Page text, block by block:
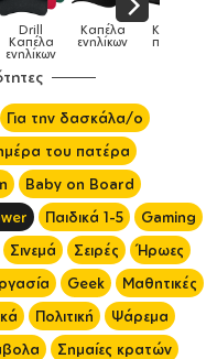
Drill
Καπέλα
ενηλίκων
Καπέλα
ενηλίκων
Καπέλα
παιδικά
Για την δασκάλα/ο
του πατέρα
Baby on Board
Παιδικά 1-5
Gaming
Σινεμά Σειρές
Ήρωες
Geek
Μαθητικές
Πολιτική
Ψάρεμα
Σημαίες κρατών